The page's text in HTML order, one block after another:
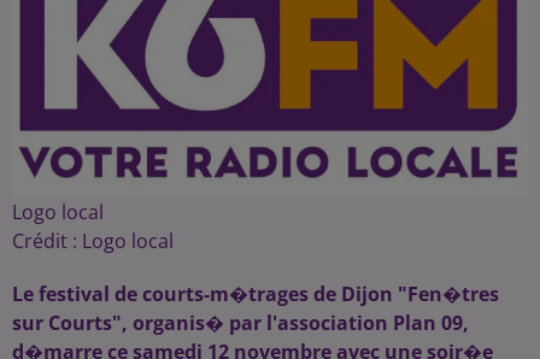
Logo local
Crédit : Logo local
Le festival de courts-m�trages de Dijon "Fen�tres
sur Courts", organis� par l'association Plan 09,
d�marre ce samedi 12 novembre avec une soir�e